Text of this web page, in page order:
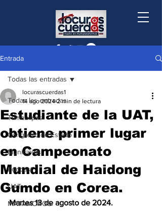
Entrada
Todas las entradas
Tamaulipas
Congreso de Estado
Municipios
Podcast
UAT
MATAMOROS
Todas las entradas
Estudiante de la UAT,
obtiene primer lugar
en Campeonato
Mundial de Haidong
Gumdo en Corea.
locurascuerdas1
14 ago 2024 2 min de lectura
Martes 13 de agosto de 2024.